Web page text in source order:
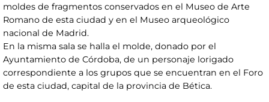
moldes de fragmentos conservados en el Museo de Arte
Romano de esta ciudad y en el Museo arqueológico
nacional de Madrid.
En la misma sala se halla el molde, donado por el
Ayuntamiento de Córdoba, de un personaje lorigado
correspondiente a los grupos que se encuentran en el Foro
de esta ciudad, capital de la provincia de Bética.